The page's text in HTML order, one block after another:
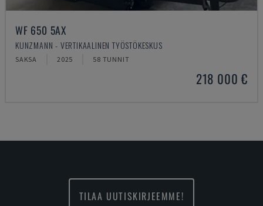
WF 650 5AX
KUNZMANN - VERTIKAALINEN TYÖSTÖKESKUS
SAKSA 2025 58 TUNNIT
218 000 €
TILAA UUTISKIRJEEMME!